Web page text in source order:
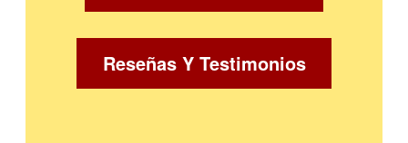
Reseñas Y Testimonios